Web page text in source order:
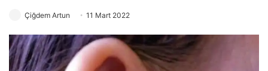
Çiğdem Artun 11 Mart 2022